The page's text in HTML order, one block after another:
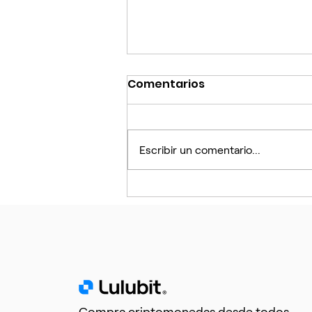
Junio en rojo: cómo
Comentarios
Escribir un comentario...